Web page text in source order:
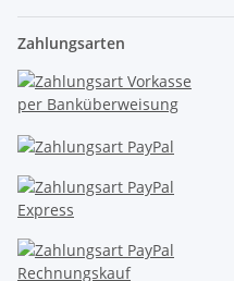
Zahlungsarten